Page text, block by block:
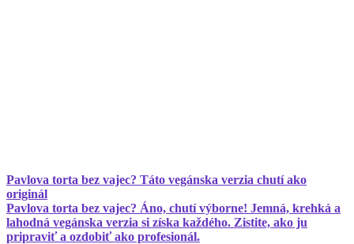
Pavlova torta bez vajec? Táto vegánska verzia chutí ako
originál
Pavlova torta bez vajec? Áno, chutí výborne! Jemná, krehká a
lahodná vegánska verzia si získa každého. Zistite, ako ju
pripraviť a ozdobiť ako profesionál.